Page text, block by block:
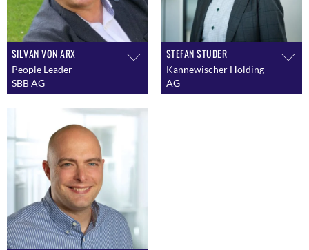
SILVAN VON ARX
People Leader
SBB AG
STEFAN STUDER
Kannewischer Holding
AG